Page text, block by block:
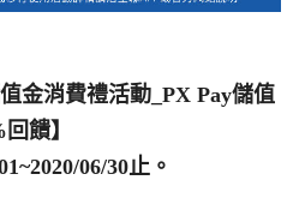
金消費禮活動_PX Pay儲值
饋】
06/30止。